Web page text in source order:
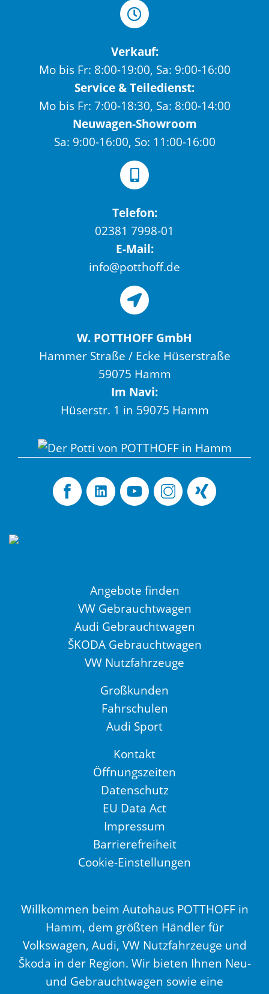
Verkauf:
Mo bis Fr: 8:00-19:00, Sa: 9:00-16:00
Service & Teiledienst:
Mo bis Fr: 7:00-18:30, Sa: 8:00-14:00
Neuwagen-Showroom
Sa: 9:00-16:00, So: 11:00-16:00
Telefon:
02381 7998-01
E-Mail:
info@potthoff.de
W. POTTHOFF GmbH
Hammer Straße / Ecke Hüserstraße
59075 Hamm
Im Navi:
Hüserstr. 1 in 59075 Hamm
Angebote finden
VW Gebrauchtwagen
Audi Gebrauchtwagen
ŠKODA Gebrauchtwagen
VW Nutzfahrzeuge
Großkunden
Fahrschulen
Audi Sport
Kontakt
Öffnungszeiten
Datenschutz
EU Data Act
Impressum
Barrierefreiheit
Cookie-Einstellungen
Willkommen beim Autohaus POTTHOFF in
Hamm, dem größten Händler für
Volkswagen, Audi, VW Nutzfahrzeuge und
Škoda in der Region. Wir bieten Ihnen Neu-
und Gebrauchtwagen sowie eine